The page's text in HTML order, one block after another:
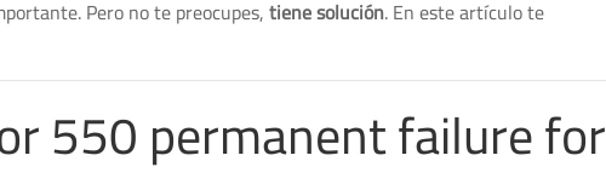
Pero no te preocupes,tiene solución. En este artículo te
550 permanent failure for